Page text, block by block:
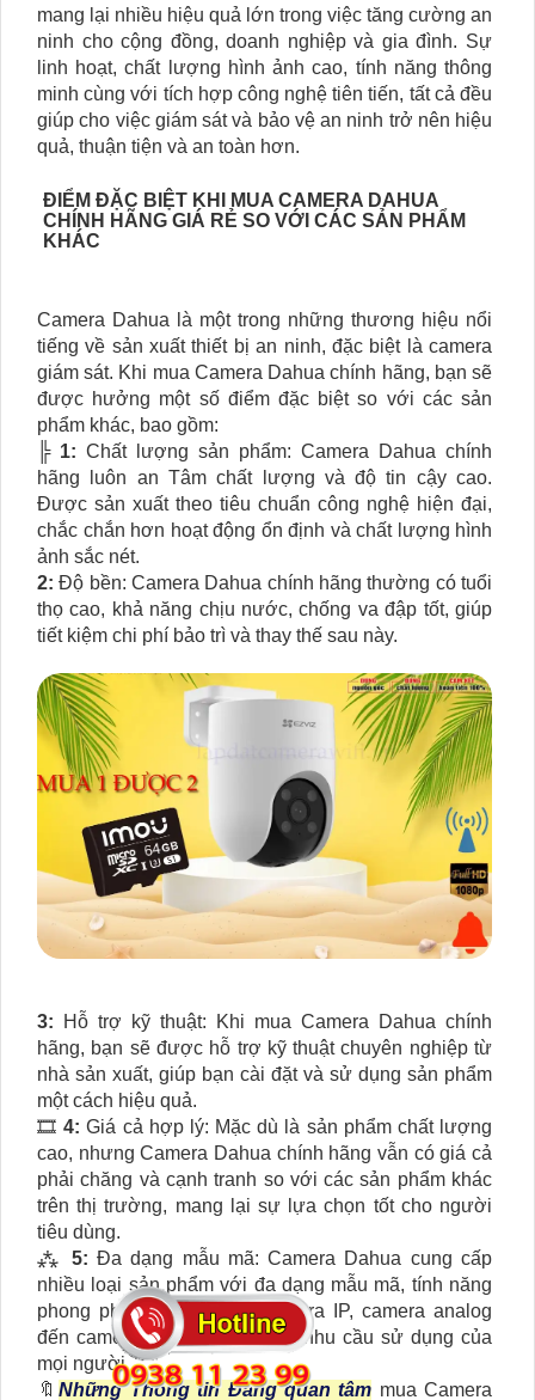
mang lại nhiều hiệu quả lớn trong việc tăng cường an
ninh cho cộng đồng, doanh nghiệp và gia đình. Sự
linh hoạt, chất lượng hình ảnh cao, tính năng thông
minh cùng với tích hợp công nghệ tiên tiến, tất cả đều
giúp cho việc giám sát và bảo vệ an ninh trở nên hiệu
quả, thuận tiện và an toàn hơn.
ĐIỂM ĐẶC BIỆT KHI MUA CAMERA DAHUA
CHÍNH HÃNG GIÁ RẺ SO VỚI CÁC SẢN PHẨM
KHÁC
Camera Dahua là một trong những thương hiệu nổi
tiếng về sản xuất thiết bị an ninh, đặc biệt là camera
giám sát. Khi mua Camera Dahua chính hãng, bạn sẽ
được hưởng một số điểm đặc biệt so với các sản
phẩm khác, bao gồm:
╠ 1: Chất lượng sản phẩm: Camera Dahua chính
hãng luôn an Tâm chất lượng và độ tin cậy cao.
Được sản xuất theo tiêu chuẩn công nghệ hiện đại,
chắc chắn hơn hoạt động ổn định và chất lượng hình
ảnh sắc nét.
2: Độ bền: Camera Dahua chính hãng thường có tuổi
thọ cao, khả năng chịu nước, chống va đập tốt, giúp
tiết kiệm chi phí bảo trì và thay thế sau này.
3: Hỗ trợ kỹ thuật: Khi mua Camera Dahua chính
hãng, bạn sẽ được hỗ trợ kỹ thuật chuyên nghiệp từ
nhà sản xuất, giúp bạn cài đặt và sử dụng sản phẩm
một cách hiệu quả.
🎞4: Giá cả hợp lý: Mặc dù là sản phẩm chất lượng
cao, nhưng Camera Dahua chính hãng vẫn có giá cả
phải chăng và cạnh tranh so với các sản phẩm khác
trên thị trường, mang lại sự lựa chọn tốt cho người
tiêu dùng.
⁂ 5: Đa dạng mẫu mã: Camera Dahua cung cấp
nhiều loại sản phẩm với đa dạng mẫu mã, tính năng
phong phú, từ các dòng camera IP, camera analog
đến camera wifi, phù hợp với nhu cầu sử dụng của
mọi người.
🔖Những Thông tin Đáng quan tâm mua Camera